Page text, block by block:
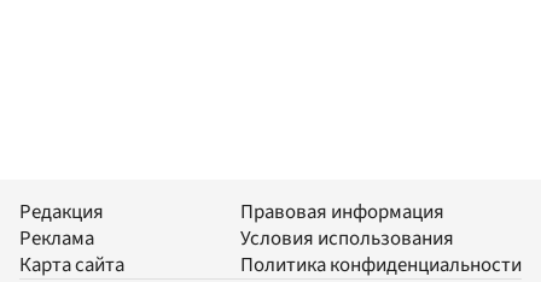
Редакция
Реклама
Карта сайта
Правовая информация
Условия использования
Политика конфиденциальности